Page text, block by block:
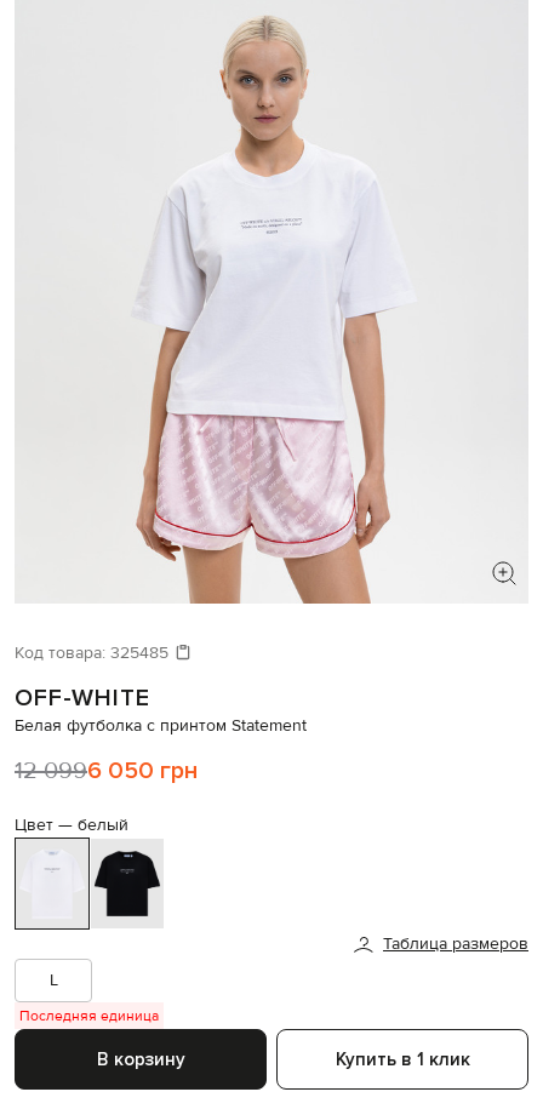
Давайте подберем что-то еще
Похожие товары
Код товара: 325485
OFF-WHITE
Белая футболка с принтом Statement
12 0996 050 грн
Цвет — белый
Таблица размеров
L
Последняя единица
В корзину Купить в 1 клик